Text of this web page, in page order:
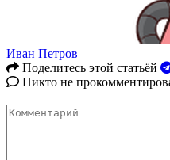
Иван Петров
Поделитесь этой статьёй
Никто не